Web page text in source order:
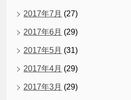
2017年7月 (27)
2017年6月 (29)
2017年5月 (31)
2017年4月 (29)
2017年3月 (29)